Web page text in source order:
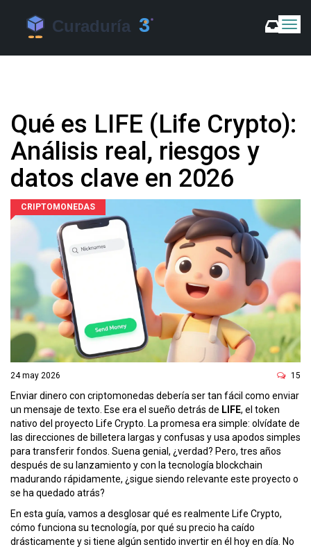
C
m
m
v
g
Qué es LIFE (Life Crypto):
Análisis real, riesgos y
datos clave en 2026
CRIPTOMONEDAS
24 may 2026 15
Enviar dinero con criptomonedas debería ser tan fácil como enviar
un mensaje de texto. Ese era el sueño detrás de LIFE, el token
nativo del proyecto Life Crypto . La promesa era simple: olvídate de
las direcciones de billetera largas y confusas y usa apodos simples
para transferir fondos. Suena genial, ¿verdad? Pero, tres años
después de su lanzamiento y con la tecnología blockchain
madurando rápidamente, ¿sigue siendo relevante este proyecto o
se ha quedado atrás?
En esta guía, vamos a desglosar qué es realmente Life Crypto,
cómo funciona su tecnología, por qué su precio ha caído
drásticamente y si tiene algún sentido invertir en él hoy en día. No